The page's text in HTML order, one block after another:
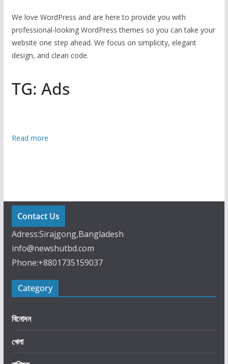
We love WordPress and are here to provide you with
professional-looking WordPress themes so you can take your
website one step ahead. We focus on simplicity, elegant
design, and clean code.
TG: Ads
Read more:
আ
হ
মে
দে
র
বি
রু
দ্ধে
Contact Us
Adress:Sirajgong,Bangladesh
info@newshutbd.com
Phone:+8801735159037
Category
বিনোদন
খেলা